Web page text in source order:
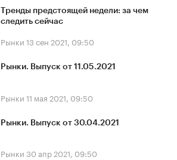
Тренды предстоящей недели: за чем
следить сейчас
Рынки 13 сен 2021, 09:50
Рынки. Выпуск от 11.05.2021
Рынки 11 мая 2021, 09:50
Рынки. Выпуск от 30.04.2021
Рынки 30 апр 2021, 09:50